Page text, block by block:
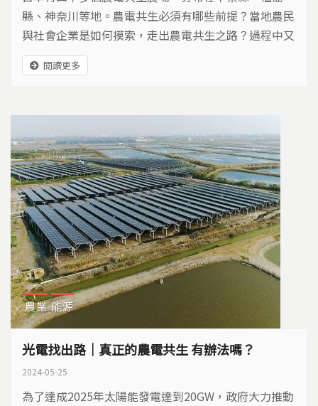
縣、神奈川等地。農電共生必須有哪些前提？當地農民
與社會企業是如何摸索，走出農電共生之路？過程中又
要面對哪些課題？
閱讀更多
農業 能源
光電找出路｜真正的農電共生 有辦法嗎？
2024-05-25
為了達成2025年太陽能發電達到20GW，政府大力推動